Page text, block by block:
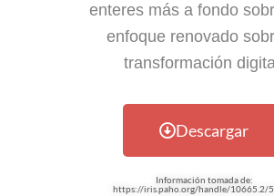
enteres más a fondo
enfoque renovado
transformación
Descargar
Información tomada de:
https://iris.paho.org/handle/10665.2/